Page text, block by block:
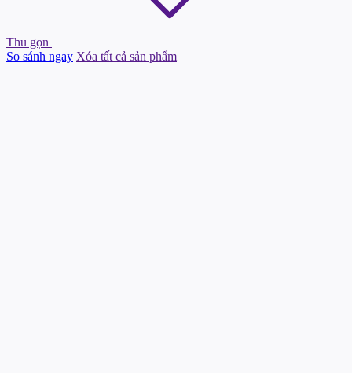
Thu gọn
So sánh ngay Xóa tất cả sản phẩm